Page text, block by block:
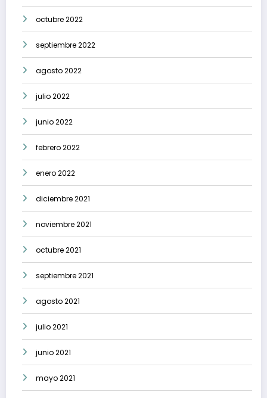
octubre 2022
septiembre 2022
agosto 2022
julio 2022
junio 2022
febrero 2022
enero 2022
diciembre 2021
noviembre 2021
octubre 2021
septiembre 2021
agosto 2021
julio 2021
junio 2021
mayo 2021